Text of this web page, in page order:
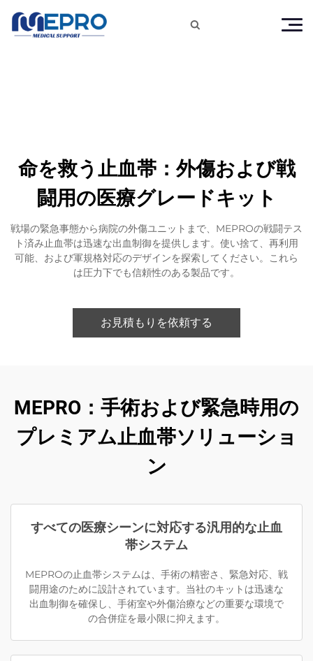

命を救う止血帯：外傷および戦
闘用の医療グレードキット
戦場の緊急事態から病院の外傷ユニットまで、MEPROの戦闘テス
ト済み止血帯は迅速な出血制御を提供します。使い捨て、再利用
可能、および軍規格対応のデザインを探索してください。これら
は圧力下でも信頼性のある製品です。
お見積もりを依頼する
MEPRO：手術および緊急時用の
プレミアム止血帯ソリューショ
ン
すべての医療シーンに対応する汎用的な止血
帯システム
MEPROの止血帯システムは、手術の精密さ、緊急対応、戦
闘用途のために設計されています。当社のキットは迅速な
出血制御を確保し、手術室や外傷治療などの重要な環境で
の合併症を最小限に抑えます。